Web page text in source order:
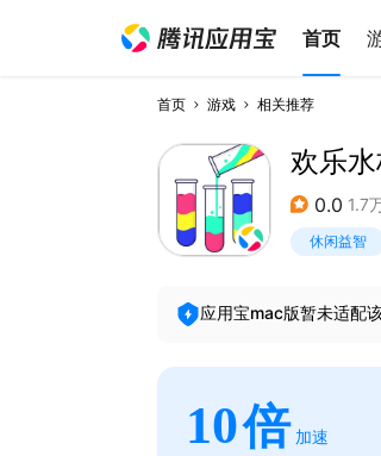
首页
首页 游戏 相关推荐
欢乐
0.0 1.7
休闲益智
应用宝mac版暂未适配
10倍 加速